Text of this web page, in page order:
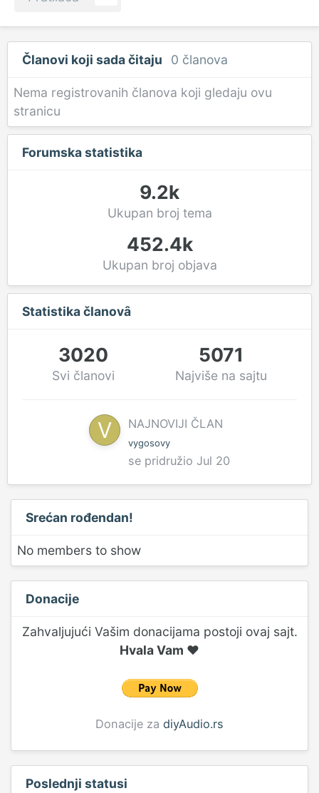
Članovi koji sada čitaju 0 članova
Nema registrovanih članova koji gledaju ovu
stranicu
Forumska statistika
9.2k
Ukupan broj tema
452.4k
Ukupan broj objava
Statistika članovȃ
3020
Svi članovi
5071
Najviše na sajtu
NAJNOVIJI ČLAN
vygosovy
se pridružio Jul 20
Srećan rođendan!
No members to show
Donacije
Zahvaljujući Vašim donacijama postoji ovaj sajt.
Hvala Vam ♥
Donacije za diyAudio.rs
Poslednji statusi